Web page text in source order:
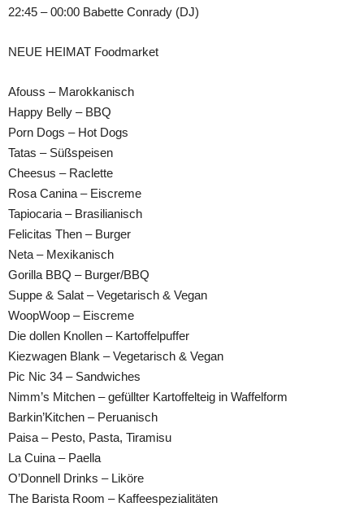
22:45 – 00:00 Babette Conrady (DJ)
NEUE HEIMAT Foodmarket
Afouss – Marokkanisch
Happy Belly – BBQ
Porn Dogs – Hot Dogs
Tatas – Süßspeisen
Cheesus – Raclette
Rosa Canina – Eiscreme
Tapiocaria – Brasilianisch
Felicitas Then – Burger
Neta – Mexikanisch
Gorilla BBQ – Burger/BBQ
Suppe & Salat – Vegetarisch & Vegan
WoopWoop – Eiscreme
Die dollen Knollen – Kartoffelpuffer
Kiezwagen Blank – Vegetarisch & Vegan
Pic Nic 34 – Sandwiches
Nimm’s Mitchen – gefüllter Kartoffelteig in Waffelform
Barkin’Kitchen – Peruanisch
Paisa – Pesto, Pasta, Tiramisu
La Cuina – Paella
O’Donnell Drinks – Liköre
The Barista Room – Kaffeespezialitäten